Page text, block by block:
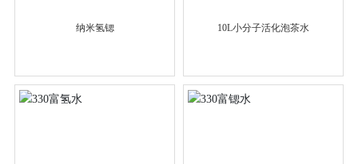
纳米氢锶 10L小分子活化泡茶水